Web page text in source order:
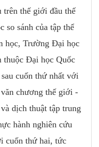
trên thế giới đầu thế
sánh của tập thể
học, Trường Đại học
thuộc Đại học Quốc
cuốn thứ nhất với
chương thế giới -
dịch thuật tập trung
hành nghiên cứu
cuốn thứ hai, tức